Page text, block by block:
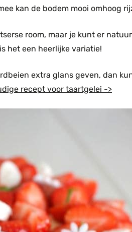
kan de bodem mooi omhoog
room, maar je kunt er
het een heerlijke variatie!
extra glans geven, dan
recept voor taartgelei ->